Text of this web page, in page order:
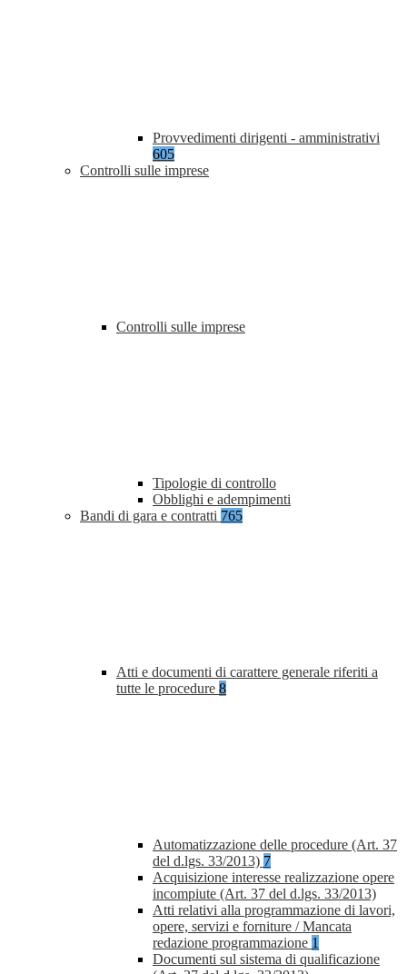
Provvedimenti dirigenti - amministrativi
605
Controlli sulle imprese
Controlli sulle imprese
Tipologie di controllo
Obblighi e adempimenti
Bandi di gara e contratti 765
Atti e documenti di carattere generale riferiti a
tutte le procedure 8
Automatizzazione delle procedure (Art. 37
del d.lgs. 33/2013) 7
Acquisizione interesse realizzazione opere
incompiute (Art. 37 del d.lgs. 33/2013)
Atti relativi alla programmazione di lavori,
opere, servizi e forniture / Mancata
redazione programmazione 1
Documenti sul sistema di qualificazione